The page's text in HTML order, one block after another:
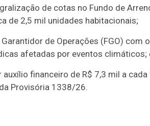
de cotas no Fundo de
de 2,5 mil unidades habitacionais;
de Operações (FGO) com
afetadas por eventos climáticos;
financeiro de R$ 7,3 mil a
Provisória 1338/26.